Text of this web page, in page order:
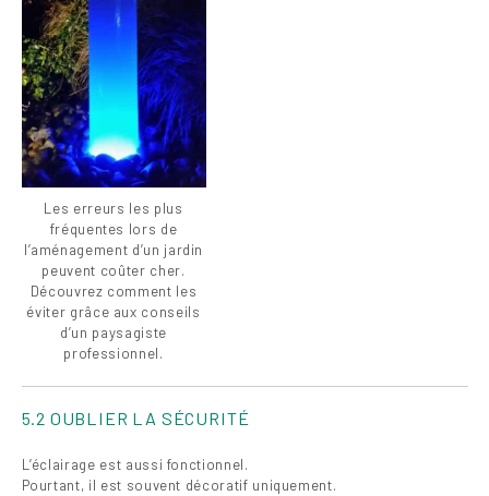
Les erreurs les plus
fréquentes lors de
l’aménagement d’un jardin
peuvent coûter cher.
Découvrez comment les
éviter grâce aux conseils
d’un paysagiste
professionnel.
5.2 OUBLIER LA SÉCURITÉ
L’éclairage est aussi fonctionnel.
Pourtant, il est souvent décoratif uniquement.